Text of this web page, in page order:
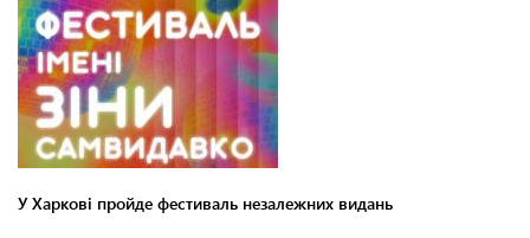
У Харкові пройде фестиваль незалежних видань